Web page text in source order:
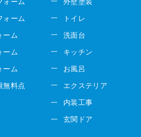
ォーム
ーム
ーム
ーム
無料点
トイレ
洗面台
キッチン
お風呂
エクステリア
内装工事
玄関ドア